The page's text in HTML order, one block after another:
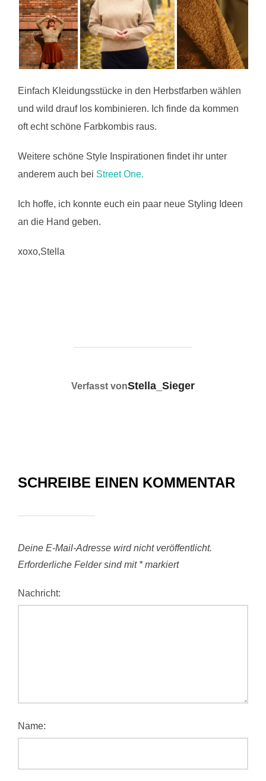
Einfach Kleidungsstücke in den Herbstfarben wählen
und wild drauf los kombinieren. Ich finde da kommen
oft echt schöne Farbkombis raus.
Weitere schöne Style Inspirationen findet ihr unter
anderem auch bei Street One.
Ich hoffe, ich konnte euch ein paar neue Styling Ideen
an die Hand geben.
xoxo,Stella
BEITRAGSAUTOR
Verfasst vonStella_Sieger
SCHREIBE EINEN KOMMENTAR
Deine E-Mail-Adresse wird nicht veröffentlicht.
Erforderliche Felder sind mit *markiert
Nachricht:
Name: